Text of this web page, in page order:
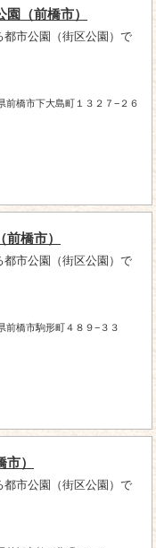
（前橋市）
都市公園（街区公園）で
前橋市下大島町１３２７−２６
橋市）
都市公園（街区公園）で
前橋市駒形町４８９−３３
）
都市公園（街区公園）で